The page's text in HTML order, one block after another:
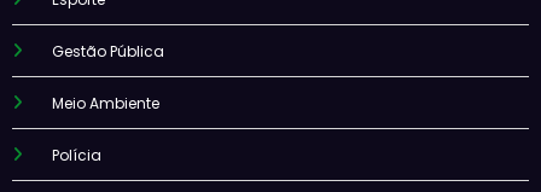
Gestão Pública
Meio Ambiente
Polícia